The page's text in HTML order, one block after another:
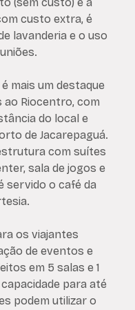
custo extra, é
lavanderia e o uso
mais um destaque
Riocentro, com
do local e
de Jacarepaguá.
com suítes
sala de jogos e
servido o café da
os viajantes
de eventos e
em 5 salas e 1
para até
podem utilizar o